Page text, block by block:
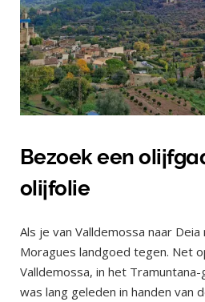
Bezoek een
olijfolie
Als je van Valldemossa naar
Moragues landgoed tegen. Net
Valldemossa, in het
was lang geleden in handen van